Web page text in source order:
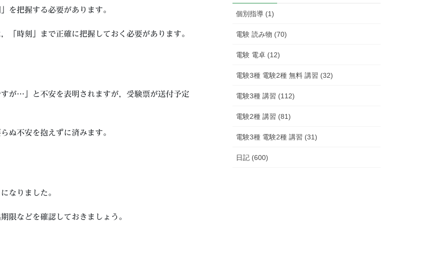
を把握する必要があります。
「時刻」まで正確に把握しておく必要があります。
が…」と不安を表明されますが，受験票が送付予定
ぬ不安を抱えずに済みます。
なりました。
限などを確認しておきましょう。
事
個別指導 (1)
電験 読み物 (70)
電験 電卓 (12)
電験3種 電験2種 無料 講習 (32)
電験3種 講習 (112)
電験2種 講習 (81)
電験3種 電験2種 講習 (31)
日記 (600)